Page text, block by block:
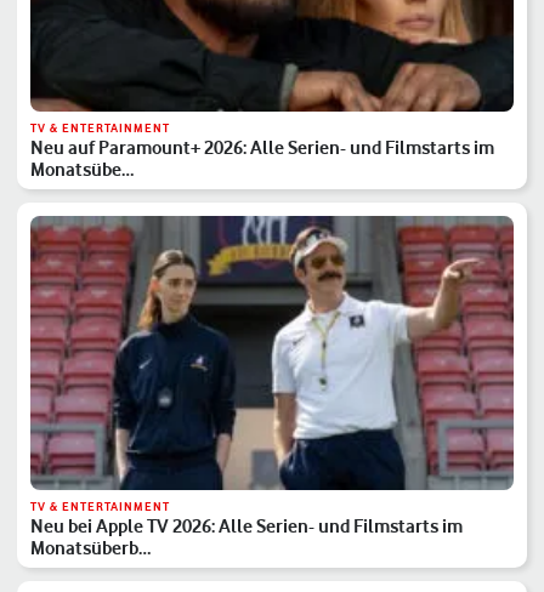
TV & ENTERTAINMENT
Neu auf Paramount+ 2026: Alle Serien- und Filmstarts im
Monatsübe…
TV & ENTERTAINMENT
Neu bei Apple TV 2026: Alle Serien- und Filmstarts im
Monatsüberb…